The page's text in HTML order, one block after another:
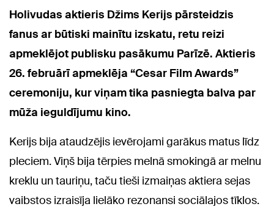
Holivudas aktieris Džims Kerijs pārsteidzis
fanus ar būtiski mainītu izskatu, retu reizi
apmeklējot publisku pasākumu Parīzē. Aktieris
26. februārī apmeklēja “Cesar Film Awards”
ceremoniju, kur viņam tika pasniegta balva par
mūža ieguldījumu kino.
Kerijs bija ataudzējis ievērojami garākus matus līdz
pleciem. Viņš bija tērpies melnā smokingā ar melnu
kreklu un tauriņu, taču tieši izmaiņas aktiera sejas
vaibstos izraisīja lielāko rezonansi sociālajos tīklos.